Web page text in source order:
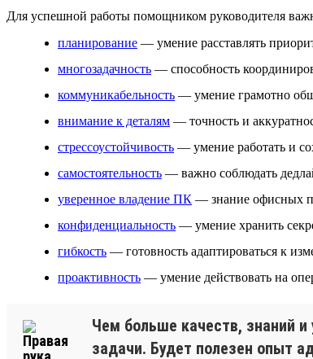
Для успешной работы помощником руководителя
планирование — умение расставлять
многозадачность — способность
коммуникабельность — умение грамотно
внимание к деталям — точность и
стрессоустойчивость — умение работать и
самостоятельность — важно соблюдать
уверенное владение ПК — знание офисных
конфиденциальность — умение хранить
гибкость — готовность адаптироваться к
проактивность — умение действовать на
Чем больше качеств, знаний и
задачи. Будет полезен опыт